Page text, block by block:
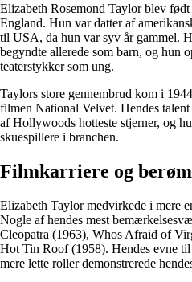
Elizabeth Rosemond Taylor blev
England. Hun var datter af
til USA, da hun var syv år gammel.
begyndte allerede som barn, og hun
teaterstykker som ung.
Taylors store gennembrud kom i
filmen National Velvet. Hendes
af Hollywoods hotteste stjerner, og
skuespillere i branchen.
Filmkarriere og
Elizabeth Taylor medvirkede i mere
Nogle af hendes mest
Cleopatra (1963), Whos Afraid of
Hot Tin Roof (1958). Hendes evne
mere lette roller demonstrerede